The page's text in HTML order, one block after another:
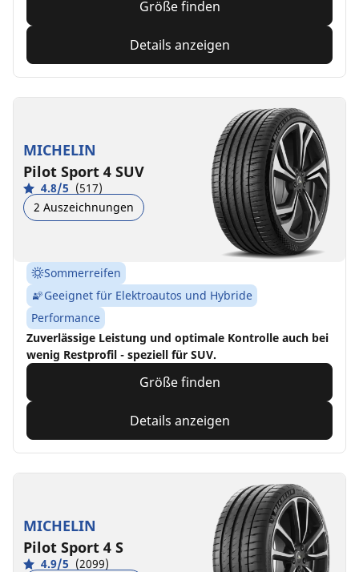
Größe finden
Details anzeigen
MICHELIN
Pilot Sport 4 SUV
4.8/5 (517)
2 Auszeichnungen
Sommerreifen
Geeignet für Elektroautos und Hybride
Performance
Zuverlässige Leistung und optimale Kontrolle auch bei
wenig Restprofil - speziell für SUV.
Größe finden
Details anzeigen
MICHELIN
Pilot Sport 4 S
4.9/5 (2099)